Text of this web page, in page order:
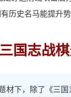
有历史名马能提升
国志战
材下，除了《三